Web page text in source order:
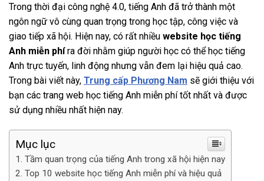
Trong thời đại công nghệ 4.0, tiếng Anh đã trở thành một
ngôn ngữ vô cùng quan trọng trong học tập, công việc và
giao tiếp xã hội. Hiện nay, có rất nhiều website học tiếng
Anh miễn phíra đời nhằm giúp người học có thể học tiếng
Anh trực tuyến, linh động nhưng vẫn đem lại hiệu quả cao.
Trong bài viết này, Trung cấp Phương Nam sẽ giới thiệu với
bạn các trang web học tiếng Anh miễn phí tốt nhất và được
sử dụng nhiều nhất hiện nay.
Mục lục
Tầm quan trọng của tiếng Anh trong xã hội hiện nay
Top 10 website học tiếng Anh miễn phí và hiệu quả